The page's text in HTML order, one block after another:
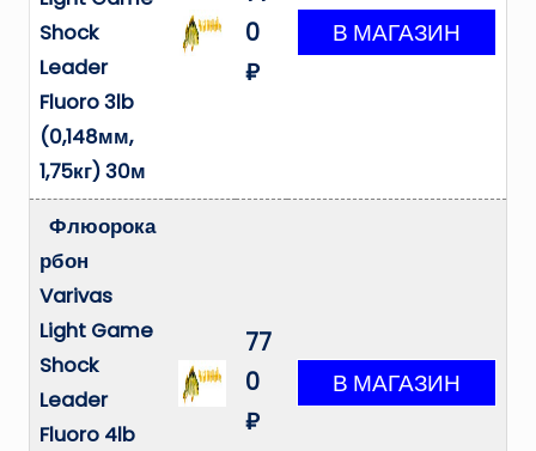
Shock
Leader
Fluoro 3lb
(0,148мм,
1,75кг) 30м
0
₽
Флюорока
рбон
Varivas
Light Game
Shock
Leader
Fluoro 4lb
77
0
₽